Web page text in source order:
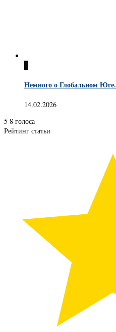
1
Немного о Глобальном Юге.
14.02.2026
5 8 голоса
Рейтинг статьи